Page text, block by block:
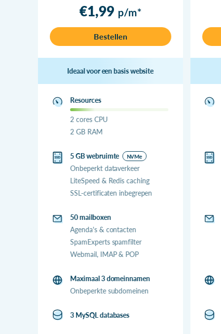
€1,99 p/m*
Bestellen
Ideaal voor een basis website
Resources
2 cores CPU
2 GB RAM
5 GB webruimte NVMe
Onbeperkt dataverkeer
LiteSpeed & Redis caching
SSL-certificaten inbegrepen
50 mailboxen
Agenda's & contacten
SpamExperts spamfilter
Webmail, IMAP & POP
Maximaal 3 domeinnamen
Onbeperkte subdomeinen
3 MySQL databases